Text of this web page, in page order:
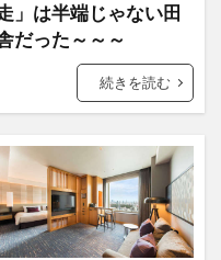
」は半端じゃない田
だった～～～
続きを読む